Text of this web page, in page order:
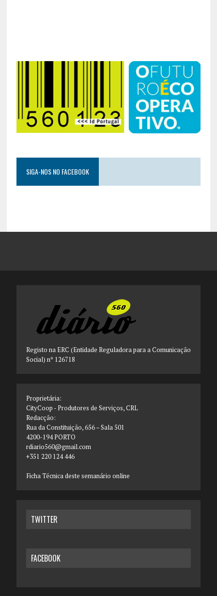
SIGA-NOS NO FACEBOOK
Registo na ERC (Entidade Reguladora para a Comunicação
Social) nº 126718
Proprietária:
CityCoop - Produtores de Serviços, CRL
Redacção:
Rua da Constituição, 656 – Sala 501
4200-194 PORTO
rdiario560@gmail.com
+351 220 124 446
Ficha Técnica deste semanário online
TWITTER
FACEBOOK